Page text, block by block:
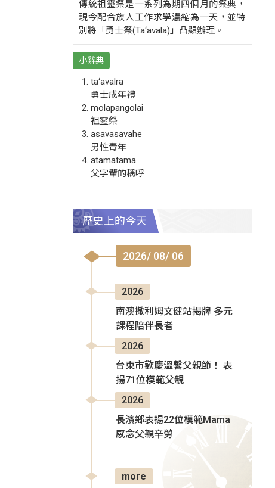
傳統祖靈祭是一系列為期四個月的祭典，
現今配合族人工作求學濃縮為一天，並特
別將「勇士祭(Ta‘avala)」凸顯辦理。
小辭典
ta‘avalra
勇士成年禮
molapangolai
祖靈祭
asavasavahe
男性青年
atamatama
父字輩的稱呼
歷史上的今天
2026/ 08/ 06
2026
南澳撒利姆文健站揭牌 多元
課程陪伴長者
2026
台東市歡慶溫馨父親節！ 表
揚71位模範父親
2026
長濱鄉表揚22位模範Mama
感念父親辛勞
more